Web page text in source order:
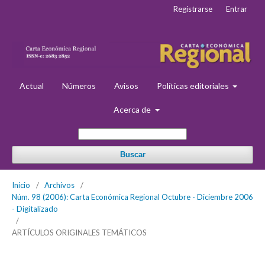
Actual Números Avisos Políticas editoriales
Acerca de
Buscar
Registrarse Entrar
Inicio / Archivos
/
Núm. 98 (2006): Carta Económica Regional Octubre - Diciembre 2006
- Digitalizado
/
ARTÍCULOS ORIGINALES TEMÁTICOS